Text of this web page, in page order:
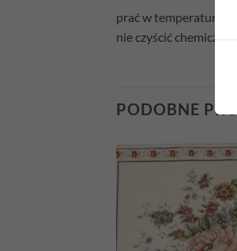
prać w temperaturze
nie czyścić chemicznie
PODOBNE